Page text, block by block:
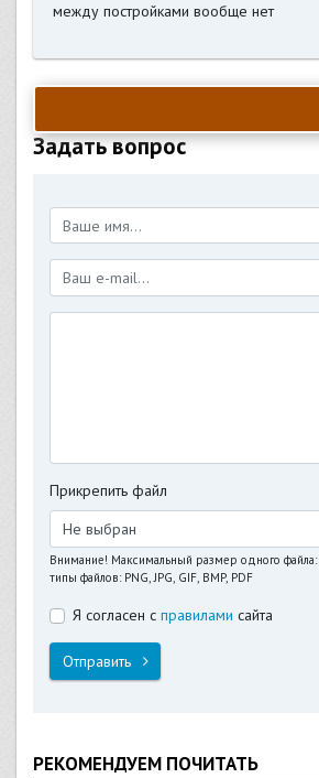
между постройками вообще нет
Задать вопрос
Прикрепить файл
Не выбран
Внимание! Максимальный размер одного файла:
типы файлов: PNG, JPG, GIF, BMP, PDF
Я согласен с правилами сайта
Отправить
РЕКОМЕНДУЕМ ПОЧИТАТЬ